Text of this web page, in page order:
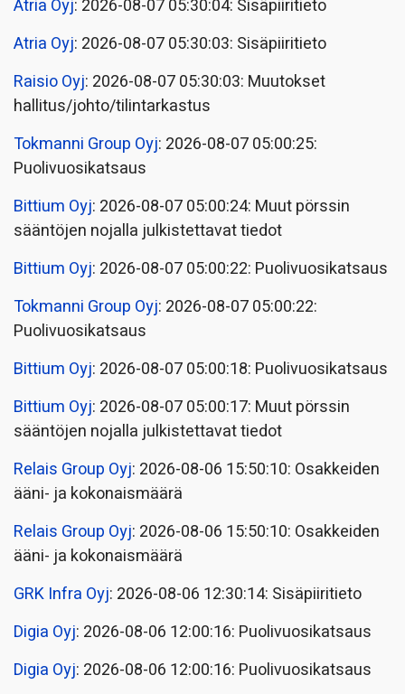
Atria Oyj: 2026-08-07 05:30:04: Sisäpiiritieto
Atria Oyj: 2026-08-07 05:30:03: Sisäpiiritieto
Raisio Oyj: 2026-08-07 05:30:03: Muutokset
hallitus/johto/tilintarkastus
Tokmanni Group Oyj: 2026-08-07 05:00:25:
Puolivuosikatsaus
Bittium Oyj: 2026-08-07 05:00:24: Muut pörssin
sääntöjen nojalla julkistettavat tiedot
Bittium Oyj: 2026-08-07 05:00:22: Puolivuosikatsaus
Tokmanni Group Oyj: 2026-08-07 05:00:22:
Puolivuosikatsaus
Bittium Oyj: 2026-08-07 05:00:18: Puolivuosikatsaus
Bittium Oyj: 2026-08-07 05:00:17: Muut pörssin
sääntöjen nojalla julkistettavat tiedot
Relais Group Oyj: 2026-08-06 15:50:10: Osakkeiden
ääni- ja kokonaismäärä
Relais Group Oyj: 2026-08-06 15:50:10: Osakkeiden
ääni- ja kokonaismäärä
GRK Infra Oyj: 2026-08-06 12:30:14: Sisäpiiritieto
Digia Oyj: 2026-08-06 12:00:16: Puolivuosikatsaus
Digia Oyj: 2026-08-06 12:00:16: Puolivuosikatsaus